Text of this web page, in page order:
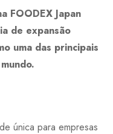
FOODEX Japan
de expansão
uma das principais
única para empresas